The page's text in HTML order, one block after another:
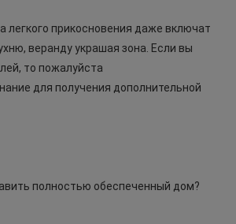
легкого прикосновения даже включат
веранду украшая зона. Если вы
то пожалуйста
для получения дополнительной
полностью обеспеченный дом?